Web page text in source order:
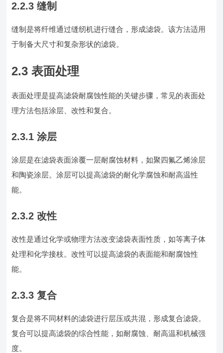
2.2.3 缝制
缝制是将纤维通过缝纫机进行缝合，形成滤袋。该方法适用
于制备大尺寸和复杂形状的滤袋。
2.3 表面处理
表面处理是提高滤袋耐腐蚀性能的关键步骤，常见的表面处
理方法包括涂层、改性和复合。
2.3.1 涂层
涂层是在滤袋表面涂覆一层耐腐蚀材料，如聚四氟乙烯涂层
和陶瓷涂层。涂层可以提高滤袋的耐化学腐蚀和耐高温性
能。
2.3.2 改性
改性是通过化学或物理方法改变滤袋表面性质，如等离子体
处理和化学接枝。改性可以提高滤袋的表面能和耐腐蚀性
能。
2.3.3 复合
复合是将不同材料的滤袋进行层压或共混，形成复合滤袋。
复合可以提高滤袋的综合性能，如耐腐蚀、耐高温和机械强
度。